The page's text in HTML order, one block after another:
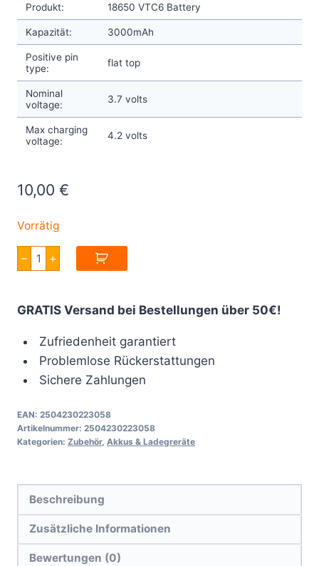
Produkt: 18650 VTC6 Battery
Kapazität: 3000mAh
Positive pin
type:
flat top
Nominal
voltage:
3.7 volts
Max charging
voltage:
4.2 volts
10,00 €
Vorrätig
–
18650
Akku
E-
3000mAh
Menge
+
GRATIS Versand bei Bestellungen über 50€!
Zufriedenheit garantiert
Problemlose Rückerstattungen
Sichere Zahlungen
EAN: 2504230223058
Artikelnummer: 2504230223058
Kategorien: Zubehör, Akkus & Ladegreräte
Beschreibung
Zusätzliche Informationen
Bewertungen (0)